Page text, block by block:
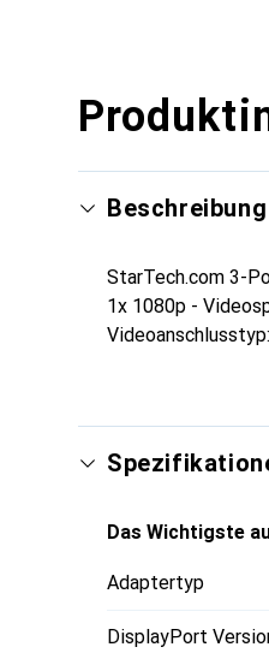
Beschreibung
StarTech.com 3-
1x 1080p -
Das Wichtigste
Adaptertyp
DisplayPort